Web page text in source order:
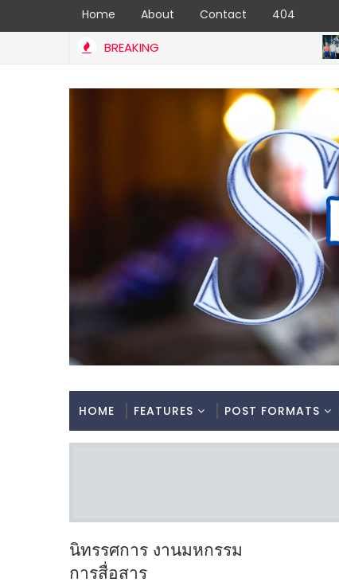
Home About Contact 404
BREAKING FASHION
HOME FEATURES POST FORMATS
นิทรรศการ งานมหกรรม
การสื่อสาร